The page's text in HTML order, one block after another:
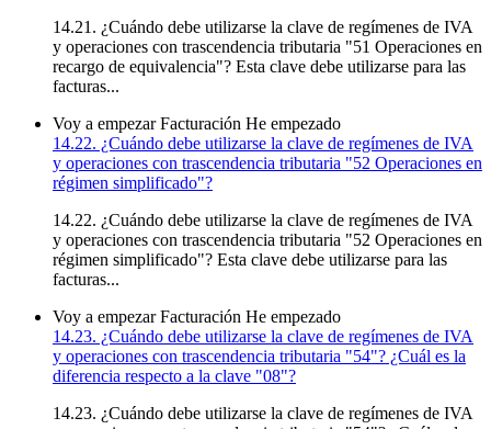
14.21. ¿Cuándo debe utilizarse la clave de regímenes de IVA
y operaciones con trascendencia tributaria "51 Operaciones en
recargo de equivalencia"? Esta clave debe utilizarse para las
facturas...
Voy a empezar Facturación He empezado
14.22. ¿Cuándo debe utilizarse la clave de regímenes de IVA
y operaciones con trascendencia tributaria "52 Operaciones en
régimen simplificado"?
14.22. ¿Cuándo debe utilizarse la clave de regímenes de IVA
y operaciones con trascendencia tributaria "52 Operaciones en
régimen simplificado"? Esta clave debe utilizarse para las
facturas...
Voy a empezar Facturación He empezado
14.23. ¿Cuándo debe utilizarse la clave de regímenes de IVA
y operaciones con trascendencia tributaria "54"? ¿Cuál es la
diferencia respecto a la clave "08"?
14.23. ¿Cuándo debe utilizarse la clave de regímenes de IVA